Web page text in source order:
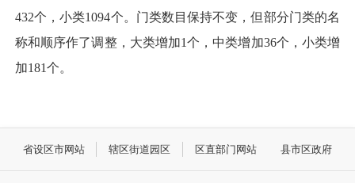
432个，小类1094个。门类数目保持不变，但部分门类的名
称和顺序作了调整，大类增加1个，中类增加36个，小类增
加181个。
省设区市网站 辖区街道园区 区直部门网站 县市区政府